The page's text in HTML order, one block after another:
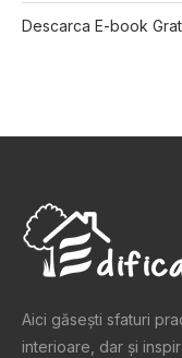
Descarca E-book
Aici găsești sfaturi
interioare, dar și